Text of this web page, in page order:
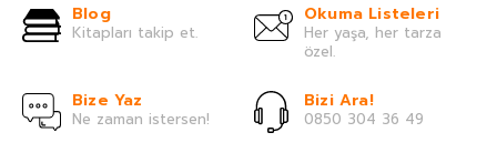
Blog
Kitapları takip et.
Okuma Listeleri
Her yaşa, her tarza
özel.
Bize Yaz
Ne zaman istersen!
Bizi Ara!
0850 304 36 49